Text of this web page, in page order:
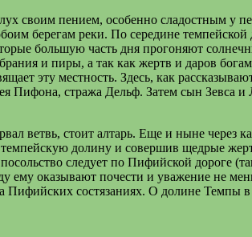
своим пением, особенно сладостным у
берегам реки. По середине
большую часть дня прогоняют
и пиры, а так как жертв и даров
эту местность. Здесь, как
Пифона, стража Дельф. Затем сын Зевса
ветвь, стоит алтарь. Еще и ныне
долину и совершив щедрые
следует по Пифийской дороге
оказывают почести и уважение не
Пифийских состязаниях. О долине Темпы в